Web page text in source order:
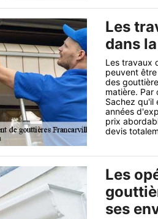
Les
dans
Les travaux
peuvent
des
matière. Par
Sachez qu'il
années
prix
devis
Les
ses